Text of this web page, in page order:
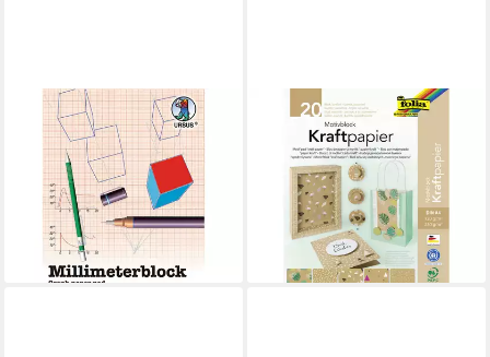
URSUS - LUDWIG BÄHR
Millimeterpapier URSUS
Millimeterblock DIN A4 25
Blatt Raster 1mm Gitternetz
rot für te
6,25 €
lieferbar - in 3-4 Werktagen bei dir
FOLIA
Recyclingpapier Motivblock
KRAFTPAPIER, DIN A4, 20
Blatt sortiert
14,46 €
lieferbar - in 4-5 Werktagen bei dir